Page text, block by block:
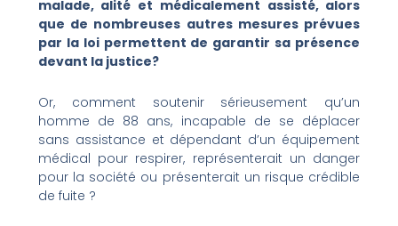
malade, alité et médicalement assisté, alors
que de nombreuses autres mesures prévues
par la loi permettent de garantir sa présence
devant la justice?
Or, comment soutenir sérieusement qu’un
homme de 88 ans, incapable de se déplacer
sans assistance et dépendant d’un équipement
médical pour respirer, représenterait un danger
pour la société ou présenterait un risque crédible
de fuite ?